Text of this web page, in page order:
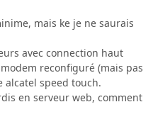
mais ke je ne saurais
avec connection haut
reconfiguré (mais pas
alcatel speed touch.
en serveur web, comment